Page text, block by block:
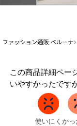
ファッション通販 ベルーナ
この商品詳細ペー
いやすかったです
1
か
使いにくかっ